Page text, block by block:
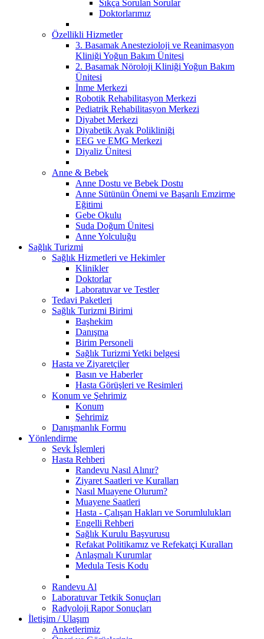
Sıkça Sorulan Sorular
Doktorlarımız
Özellikli Hizmetler
3. Basamak Anestezioloji ve Reanimasyon
Kliniği Yoğun Bakım Ünitesi
2. Basamak Nöroloji Kliniği Yoğun Bakım
Ünitesi
İnme Merkezi
Robotik Rehabilitasyon Merkezi
Pediatrik Rehabilitasyon Merkezi
Diyabet Merkezi
Diyabetik Ayak Polikliniği
EEG ve EMG Merkezi
Diyaliz Ünitesi
Anne & Bebek
Anne Dostu ve Bebek Dostu
Anne Sütünün Önemi ve Başarılı Emzirme
Eğitimi
Gebe Okulu
Suda Doğum Ünitesi
Anne Yolculuğu
Sağlık Turizmi
Sağlık Hizmetleri ve Hekimler
Klinikler
Doktorlar
Laboratuvar ve Testler
Tedavi Paketleri
Sağlık Turizmi Birimi
Başhekim
Danışma
Birim Personeli
Sağlık Turizmi Yetki belgesi
Hasta ve Ziyaretçiler
Basın ve Haberler
Hasta Görüşleri ve Resimleri
Konum ve Şehrimiz
Konum
Şehrimiz
Danışmanlık Formu
Yönlendirme
Sevk İşlemleri
Hasta Rehberi
Randevu Nasıl Alınır?
Ziyaret Saatleri ve Kuralları
Nasıl Muayene Olurum?
Muayene Saatleri
Hasta - Çalışan Hakları ve Sorumlulukları
Engelli Rehberi
Sağlık Kurulu Başvurusu
Refakat Politikamız ve Refekatçi Kuralları
Anlaşmalı Kurumlar
Medula Tesis Kodu
Randevu Al
Laboratuvar Tetkik Sonuçları
Radyoloji Rapor Sonuçları
İletişim / Ulaşım
Anketlerimiz